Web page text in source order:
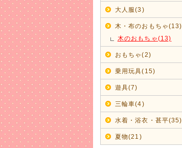
大人服(3)
木・布のおもちゃ(13)
木のおもちゃ(13)
おもちゃ(2)
乗用玩具(15)
遊具(7)
三輪車(4)
水着・浴衣・甚平(35)
夏物(21)